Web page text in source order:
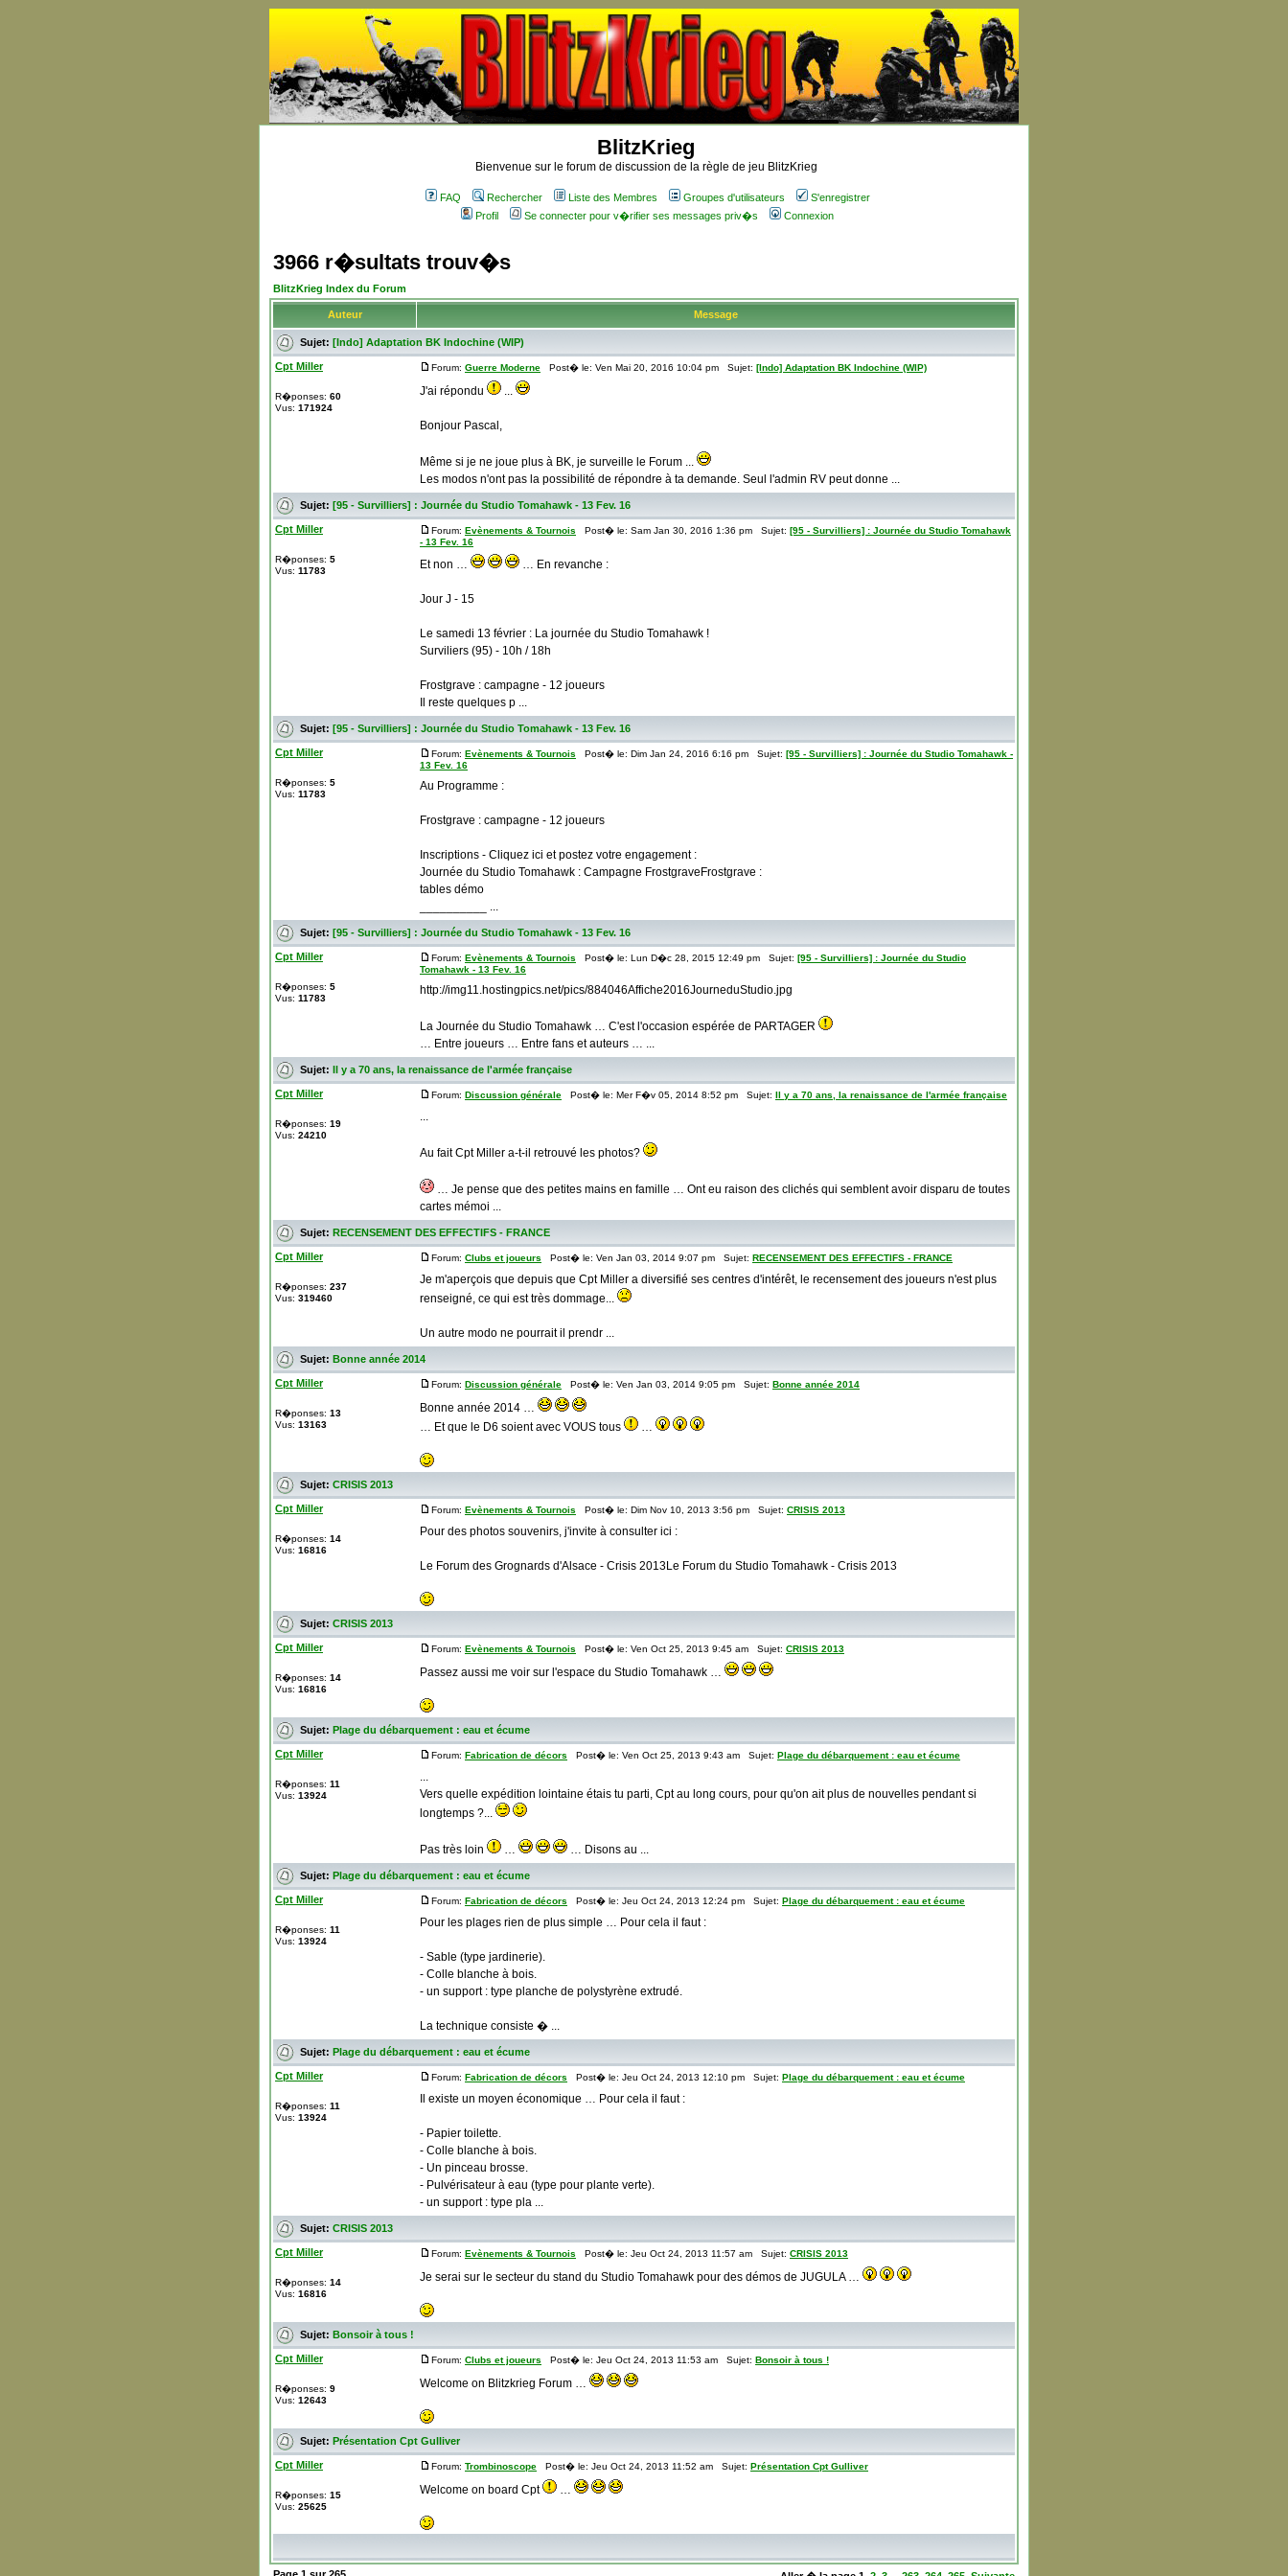
BlitzKrieg
Bienvenue sur le forum de discussion de la règle de jeu BlitzKrieg
FAQ Rechercher Liste des Membres Groupes d'utilisateurs
S'enregistrer
Profil
Se connecter pour v�rifier ses messages priv�s Connexion
3966 r�sultats trouv�s
BlitzKrieg Index du Forum
Auteur Message
Sujet: [Indo] Adaptation BK Indochine (WIP)
Cpt Miller
R�ponses: 60
Vus: 171924
Forum: Guerre Moderne Post� le: Ven Mai 20, 2016 10:04 pm Sujet: [Indo] Adaptation BK Indochine (WIP)
J'ai répondu ...
Bonjour Pascal,
Même si je ne joue plus à BK, je surveille le Forum ...
Les modos n'ont pas la possibilité de répondre à ta demande. Seul l'admin RV peut donne ...
Sujet: [95 - Survilliers] : Journée du Studio Tomahawk - 13 Fev. 16
Cpt Miller
R�ponses: 5
Vus: 11783
Forum: Evènements & Tournois Post� le: Sam Jan 30, 2016 1:36 pm Sujet: [95 - Survilliers] : Journée du Studio Tomahawk
- 13 Fev. 16
Et non … … En revanche :
Jour J - 15
Le samedi 13 février : La journée du Studio Tomahawk !
Surviliers (95) - 10h / 18h
Frostgrave : campagne - 12 joueurs
Il reste quelques p ...
Sujet: [95 - Survilliers] : Journée du Studio Tomahawk - 13 Fev. 16
Cpt Miller
R�ponses: 5
Vus: 11783
Forum: Evènements & Tournois Post� le: Dim Jan 24, 2016 6:16 pm Sujet: [95 - Survilliers] : Journée du Studio Tomahawk -
13 Fev. 16
Au Programme :
Frostgrave : campagne - 12 joueurs
Inscriptions - Cliquez ici et postez votre engagement :
Journée du Studio Tomahawk : Campagne FrostgraveFrostgrave :
tables démo
__________ ...
Sujet: [95 - Survilliers] : Journée du Studio Tomahawk - 13 Fev. 16
Cpt Miller
R�ponses: 5
Vus: 11783
Forum: Evènements & Tournois Post� le: Lun D�c 28, 2015 12:49 pm Sujet: [95 - Survilliers] : Journée du Studio
Tomahawk - 13 Fev. 16
http://img11.hostingpics.net/pics/884046Affiche2016JourneduStudio.jpg
La Journée du Studio Tomahawk … C'est l'occasion espérée de PARTAGER
… Entre joueurs … Entre fans et auteurs … ...
Sujet: Il y a 70 ans, la renaissance de l'armée française
Cpt Miller
R�ponses: 19
Vus: 24210
Forum: Discussion générale Post� le: Mer F�v 05, 2014 8:52 pm Sujet: Il y a 70 ans, la renaissance de l'armée française
...
Au fait Cpt Miller a-t-il retrouvé les photos?
… Je pense que des petites mains en famille … Ont eu raison des clichés qui semblent avoir disparu de toutes
cartes mémoi ...
Sujet: RECENSEMENT DES EFFECTIFS - FRANCE
Cpt Miller
R�ponses: 237
Vus: 319460
Forum: Clubs et joueurs Post� le: Ven Jan 03, 2014 9:07 pm Sujet: RECENSEMENT DES EFFECTIFS - FRANCE
Je m'aperçois que depuis que Cpt Miller a diversifié ses centres d'intérêt, le recensement des joueurs n'est plus
renseigné, ce qui est très dommage...
Un autre modo ne pourrait il prendr ...
Sujet: Bonne année 2014
Cpt Miller
R�ponses: 13
Vus: 13163
Forum: Discussion générale Post� le: Ven Jan 03, 2014 9:05 pm Sujet: Bonne année 2014
Bonne année 2014 …
… Et que le D6 soient avec VOUS tous
…
Sujet: CRISIS 2013
Cpt Miller
R�ponses: 14
Vus: 16816
Forum: Evènements & Tournois Post� le: Dim Nov 10, 2013 3:56 pm Sujet: CRISIS 2013
Pour des photos souvenirs, j'invite à consulter ici :
Le Forum des Grognards d'Alsace - Crisis 2013Le Forum du Studio Tomahawk - Crisis 2013
Sujet: CRISIS 2013
Cpt Miller
R�ponses: 14
Vus: 16816
Forum: Evènements & Tournois Post� le: Ven Oct 25, 2013 9:45 am Sujet: CRISIS 2013
Passez aussi me voir sur l'espace du Studio Tomahawk …
Sujet: Plage du débarquement : eau et écume
Cpt Miller
R�ponses: 11
Vus: 13924
Forum: Fabrication de décors Post� le: Ven Oct 25, 2013 9:43 am Sujet: Plage du débarquement : eau et écume
...
Vers quelle expédition lointaine étais tu parti, Cpt au long cours, pour qu'on ait plus de nouvelles pendant si
longtemps ?...
Pas très loin … … Disons au ...
Sujet: Plage du débarquement : eau et écume
Cpt Miller
R�ponses: 11
Vus: 13924
Forum: Fabrication de décors Post� le: Jeu Oct 24, 2013 12:24 pm Sujet: Plage du débarquement : eau et écume
Pour les plages rien de plus simple … Pour cela il faut :
- Sable (type jardinerie).
- Colle blanche à bois.
- un support : type planche de polystyrène extrudé.
La technique consiste � ...
Sujet: Plage du débarquement : eau et écume
Cpt Miller
R�ponses: 11
Vus: 13924
Forum: Fabrication de décors Post� le: Jeu Oct 24, 2013 12:10 pm Sujet: Plage du débarquement : eau et écume
Il existe un moyen économique … Pour cela il faut :
- Papier toilette.
- Colle blanche à bois.
- Un pinceau brosse.
- Pulvérisateur à eau (type pour plante verte).
- un support : type pla ...
Sujet: CRISIS 2013
Cpt Miller
R�ponses: 14
Vus: 16816
Forum: Evènements & Tournois Post� le: Jeu Oct 24, 2013 11:57 am Sujet: CRISIS 2013
Je serai sur le secteur du stand du Studio Tomahawk pour des démos de JUGULA …
Sujet: Bonsoir à tous !
Cpt Miller
R�ponses: 9
Vus: 12643
Forum: Clubs et joueurs Post� le: Jeu Oct 24, 2013 11:53 am Sujet: Bonsoir à tous !
Welcome on Blitzkrieg Forum …
Sujet: Présentation Cpt Gulliver
Cpt Miller
R�ponses: 15
Vus: 25625
Forum: Trombinoscope Post� le: Jeu Oct 24, 2013 11:52 am Sujet: Présentation Cpt Gulliver
Welcome on board Cpt …